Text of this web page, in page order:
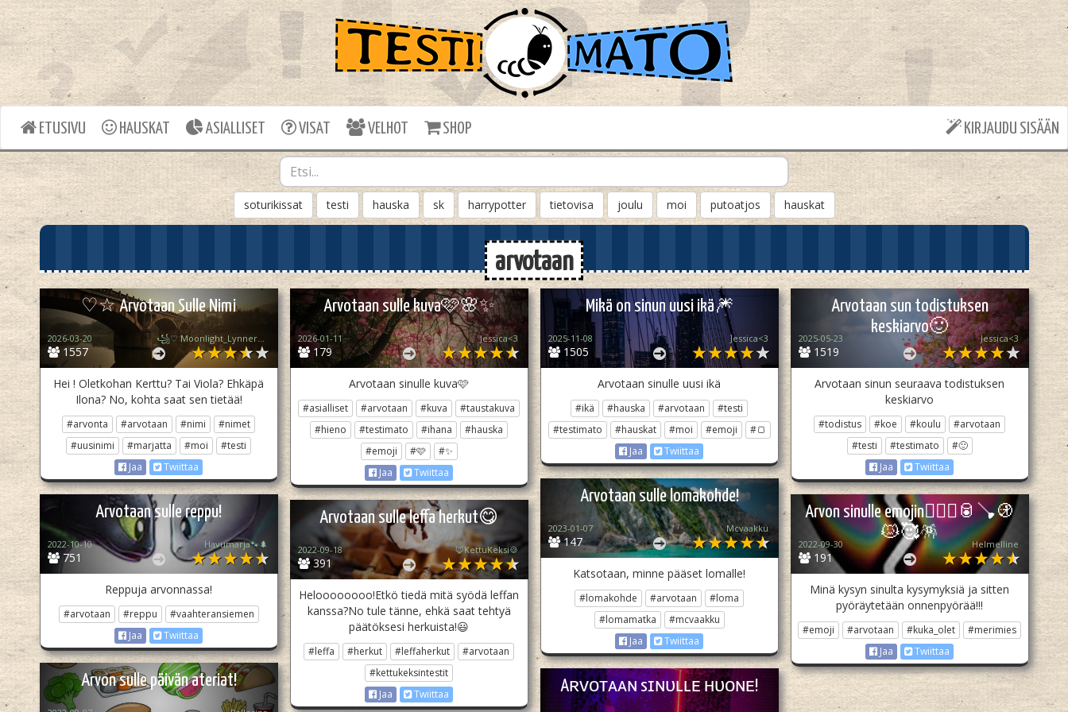
ETUSIVU HAUSKAT ASIALLISET VISAT VELHOT SHOP KIRJAUDU SISÄÄN
soturikissat testi hauska sk harrypotter tietovisa joulu moi putoatjos hauskat
arvotaan
♡☆ Arvotaan Sulle Nimi
1557
2026-03-20 ꧁♡ Moonlight_Lynner_Lover ♡꧂
Hei ! Oletkohan Kerttu? Tai Viola? Ehkäpä
Ilona? No, kohta saat sen tietää!
#arvonta #arvotaan #nimi
#nimet
#uusinimi
#marjatta #moi
#testi
Jaa
Twiittaa
Arvotaan sulle kuva🩷🌸✨
179
2026-01-11 Jessica<3
Arvotaan sinulle kuva🩷
#asialliset #arvotaan #kuva
#taustakuva
#hieno
#testimato #ihana
#hauska
#emoji
#🩷
#✨
Jaa
Twiittaa
Mikä on sinun uusi ikä🎆
1505
2025-11-08 Jessica<3
Arvotaan sinulle uusi ikä
#ikä #hauska #arvotaan
#testi
#testimato
#hauskat #moi #emoji
#🍞
Jaa
Twiittaa
Arvotaan sun todistuksen
keskiarvo🙂
1519
2025-05-23 Jessica<3
Arvotaan sinun seuraava todistuksen
keskiarvo
#todistus #koe #koulu
#arvotaan
#testi
#testimato
#🙂
Jaa
Twiittaa
Arvotaan sulle lomakohde!
147
2023-01-07 Mcvaakku
Katsotaan, minne pääset lomalle!
#lomakohde #arvotaan
#loma
#lomamatka
#mcvaakku
Jaa
Twiittaa
Arvotaan sulle reppu!
751
2022-10-10 Havumarja🐾🌲
Reppuja arvonnassa!
#arvotaan #reppu
#vaahteransiemen
Jaa
Twiittaa
Arvon sinulle emojin👩🏽‍✈️🥫🪠🚯
😿🥰🪅
191
2022-09-30 Helmelline
Minä kysyn sinulta kysymyksiä ja sitten
pyöräytetään onnenpyörää!!!
#emoji #arvotaan #kuka_olet
#merimies
Jaa
Twiittaa
Arvotaan sulle leffa herkut😋
391
2022-09-18 🦊KettuKeksi🍪
Heloooooooo!Etkö tiedä mitä syödä leffan
kanssa?No tule tänne, ehkä saat tehtyä
päätöksesi herkuista!😃
#leffa #herkut #leffaherkut
#arvotaan
#kettukeksintestit
Jaa
Twiittaa
Arvon sulle päivän ateriat! Aʀᴠᴏᴛᴀᴀɴ sɪɴᴜʟʟᴇ ʜᴜᴏɴᴇ!